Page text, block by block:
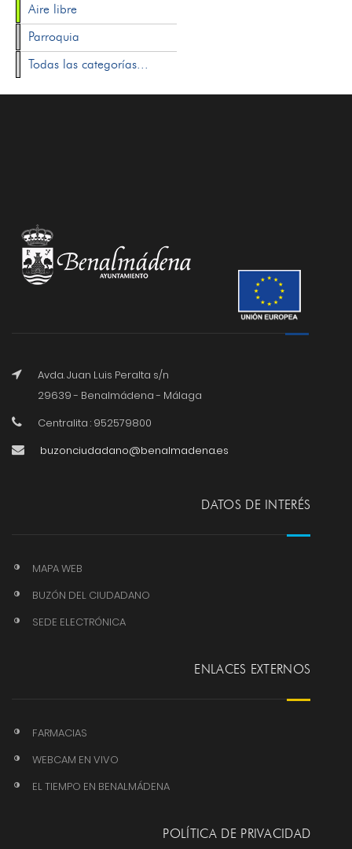
Aire libre
Parroquia
Todas las categorías...
Avda. Juan Luis Peralta s/n
29639 - Benalmádena - Málaga
Centralita : 952579800
buzonciudadano@benalmadena.es
DATOS DE INTERÉS
MAPA WEB
BUZÓN DEL CIUDADANO
SEDE ELECTRÓNICA
ENLACES EXTERNOS
FARMACIAS
WEBCAM EN VIVO
EL TIEMPO EN BENALMÁDENA
POLÍTICA DE PRIVACIDAD